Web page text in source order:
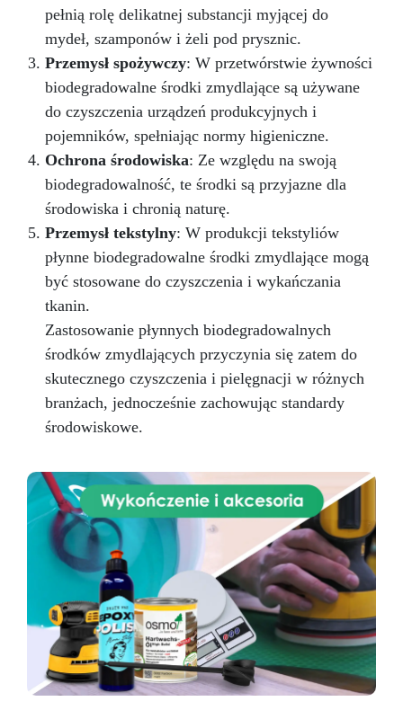
pełnią rolę delikatnej substancji myjącej do
mydeł, szamponów i żeli pod prysznic.
Przemysł spożywczy: W przetwórstwie żywności
biodegradowalne środki zmydlające są używane
do czyszczenia urządzeń produkcyjnych i
pojemników, spełniając normy higieniczne.
Ochrona środowiska: Ze względu na swoją
biodegradowalność, te środki są przyjazne dla
środowiska i chronią naturę.
Przemysł tekstylny: W produkcji tekstyliów
płynne biodegradowalne środki zmydlające mogą
być stosowane do czyszczenia i wykańczania
tkanin.
Zastosowanie płynnych biodegradowalnych
środków zmydlających przyczynia się zatem do
skutecznego czyszczenia i pielęgnacji w różnych
branżach, jednocześnie zachowując standardy
środowiskowe.